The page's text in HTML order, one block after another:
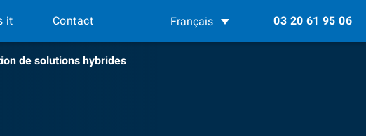
it Contact 03 20 61 95 06
Français
de solutions hybrides